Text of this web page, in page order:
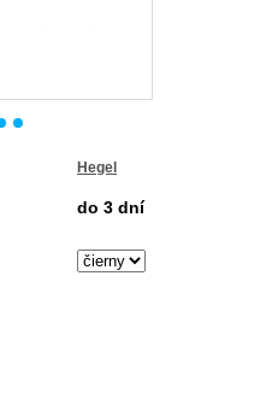
Hegel
do 3 dní